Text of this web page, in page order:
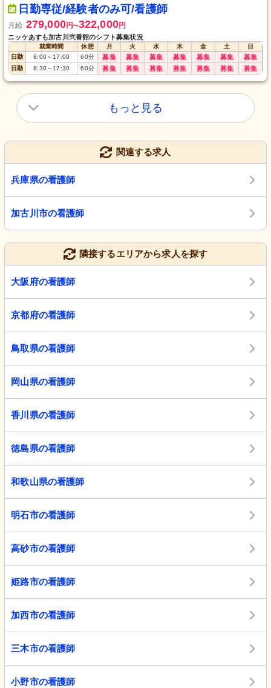
日勤専従/経験者のみ可/看護師
月給 279,000円〜322,000円
ニッケあすも加古川弐番館のシフト募集状況
就業時間 休憩 月 火 水 木 金 土
日
日勤
8:00～17:00 60分 募集 募集 募集 募集 募集 募集 募集
日勤 8:30～17:30 60分 募集 募集 募集 募集 募集 募集 募集
もっと見る
関連する求人
兵庫県の看護師
加古川市の看護師
隣接するエリアから求人を探す
大阪府の看護師
京都府の看護師
鳥取県の看護師
岡山県の看護師
香川県の看護師
徳島県の看護師
和歌山県の看護師
明石市の看護師
高砂市の看護師
姫路市の看護師
加西市の看護師
三木市の看護師
小野市の看護師